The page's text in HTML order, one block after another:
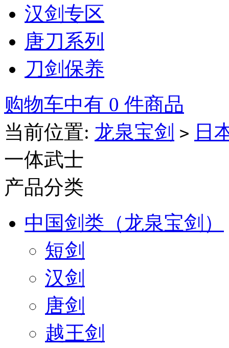
汉剑专区
唐刀系列
刀剑保养
购物车中有 0 件商品
当前位置: 龙泉宝剑 > 日
一体武士
产品分类
中国剑类（龙泉宝剑）
短剑
汉剑
唐剑
越王剑